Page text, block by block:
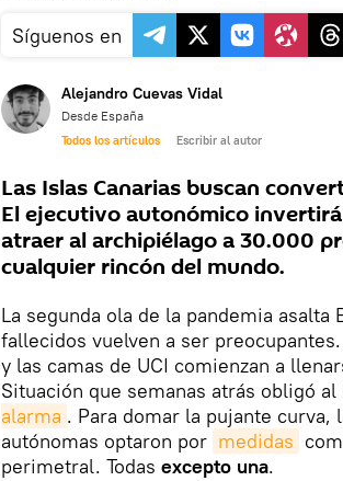
Síguenos en
Alejandro Cuevas Vidal
Desde España
Todos los artículos Escribir al autor
Las Islas Canarias buscan
El ejecutivo autonómico
atraer al archipiélago a 30.000
cualquier rincón del mundo.
La segunda ola de la pandemia asalta
fallecidos vuelven a ser
y las camas de UCI comienzan a
Situación que semanas atrás obligó
alarma . Para domar la pujante curva,
autónomas optaron por medidas
perimetral. Todas excepto una.